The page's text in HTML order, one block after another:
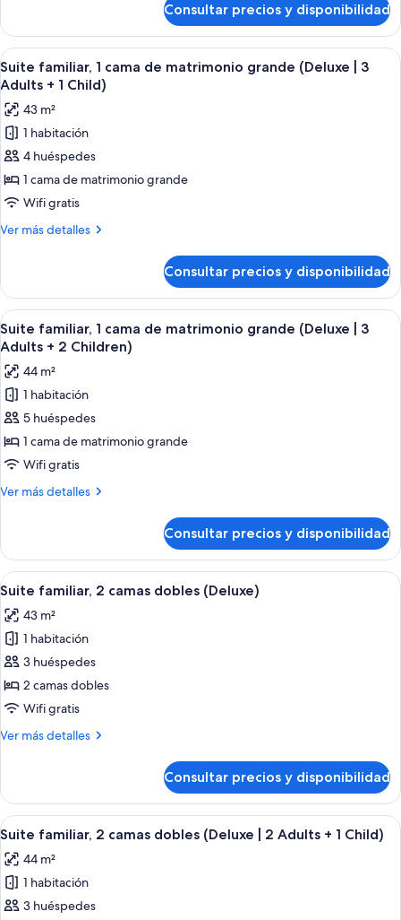
grande
(Deluxe
|
2
Adults
+
3
Children)
familiar,
cama
de
grande
(Deluxe
2
Adults
Children)
Consultar precios y disponibilidad
Abrir
todas
las
fotos
de
Suite
familiar,
1
cama
grande
(Deluxe
|
3
Adults
+
Child)
Una habitación de hotel moderna
9
Suite familiar, 1 cama de matrimonio grande (Deluxe | 3
Adults + 1 Child)
43 m²
1 habitación
4 huéspedes
1 cama de matrimonio grande
Wifi gratis
Ver más detalles
Más
familiar,
cama
de
grande
(Deluxe
3
Adults
Child)
Consultar precios y disponibilidad
Abrir
todas
las
fotos
de
Suite
familiar,
1
cama
grande
(Deluxe
|
3
Adults
+
2
Children)
Una habitación de hotel moderna
9
Suite familiar, 1 cama de matrimonio grande (Deluxe | 3
Adults + 2 Children)
44 m²
1 habitación
5 huéspedes
1 cama de matrimonio grande
Wifi gratis
Ver más detalles
Más
familiar,
cama
matrimonio
grande
(Deluxe
3
Adults
2
Consultar precios y disponibilidad
Abrir
todas
las
fotos
de
Suite
familiar,
camas
Una habitación de hotel moderna
9
Suite familiar, 2 camas dobles (Deluxe)
43 m²
1 habitación
3 huéspedes
2 camas dobles
Wifi gratis
Ver más detalles
Más
familiar,
camas
(Deluxe)
Consultar precios y disponibilidad
Abrir
todas
las
fotos
de
Una habitación de hotel moderna
9
Suite familiar, 2 camas dobles (Deluxe | 2 Adults + 1 Child)
44 m²
1 habitación
3 huéspedes